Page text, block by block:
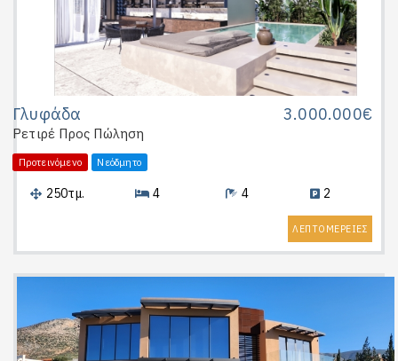
Γλυφάδα 3.000.000€
Ρετιρέ Προς Πώληση
Προτεινόμενο Νεόδμητο
250τμ. 4 4 2
ΛΕΠΤΟΜΕΡΕΙΕΣ